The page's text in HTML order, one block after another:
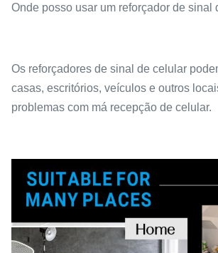
Onde posso usar um reforçador de sinal
Os reforçadores de sinal de celular
casas, escritórios, veículos e outros
problemas com má recepção de celular.